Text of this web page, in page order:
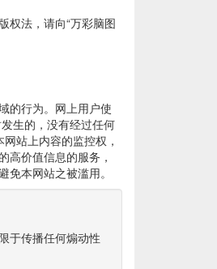
权法，请向“万彩脑图
的行为。网上用户使
生的，没有经过任何
站上内容的监控权，
高价值信息的服务，
本网站之被滥用。
于传播任何煽动性